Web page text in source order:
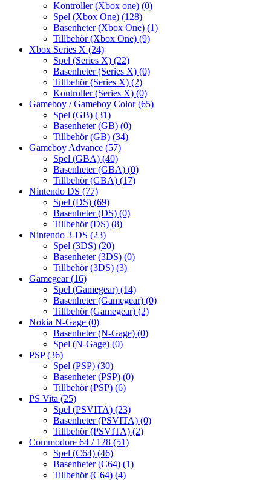
Kontroller (Xbox one) (0)
Spel (Xbox One) (128)
Basenheter (Xbox One) (1)
Tillbehör (Xbox One) (9)
Xbox Series X (24)
Spel (Series X) (22)
Basenheter (Series X) (0)
Tillbehör (Series X) (2)
Kontroller (Series X) (0)
Gameboy / Gameboy Color(65)
Spel (GB) (31)
Basenheter (GB) (0)
Tillbehör (GB) (34)
Gameboy Advance (57)
Spel (GBA) (40)
Basenheter (GBA) (0)
Tillbehör (GBA) (17)
Nintendo DS (77)
Spel (DS) (69)
Basenheter (DS) (0)
Tillbehör (DS) (8)
Nintendo 3-DS (23)
Spel (3DS) (20)
Basenheter (3DS) (0)
Tillbehör (3DS) (3)
Gamegear(16)
Spel (Gamegear) (14)
Basenheter (Gamegear) (0)
Tillbehör (Gamegear) (2)
Nokia N-Gage (0)
Basenheter (N-Gage) (0)
Spel (N-Gage) (0)
PSP(36)
Spel (PSP) (30)
Basenheter (PSP) (0)
Tillbehör (PSP) (6)
PS Vita (25)
Spel (PSVITA) (23)
Basenheter (PSVITA) (0)
Tillbehör (PSVITA) (2)
Commodore 64 / 128 (51)
Spel (C64) (46)
Basenheter (C64) (1)
Tillbehör (C64) (4)